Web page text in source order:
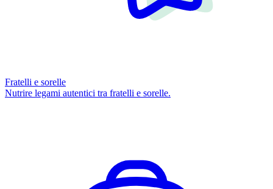
Fratelli e sorelle
Nutrire legami autentici tra fratelli e sorelle.